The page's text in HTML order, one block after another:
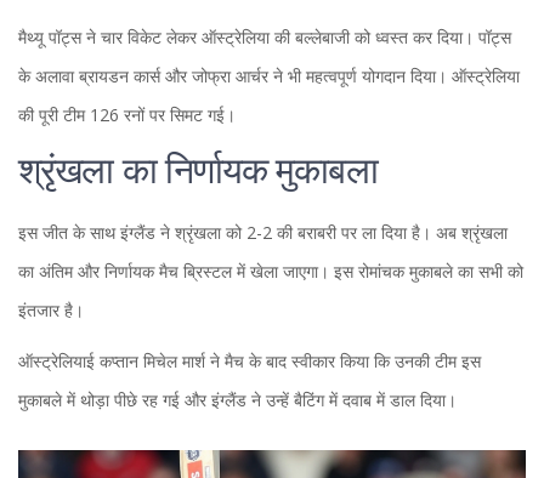
मैथ्यू पॉट्स ने चार विकेट लेकर ऑस्ट्रेलिया की बल्लेबाजी को ध्वस्त कर दिया। पॉट्स
के अलावा ब्रायडन कार्स और जोफ्रा आर्चर ने भी महत्वपूर्ण योगदान दिया। ऑस्ट्रेलिया
की पूरी टीम 126 रनों पर सिमट गई।
श्रृंखला का निर्णायक मुकाबला
इस जीत के साथ इंग्लैंड ने श्रृंखला को 2-2 की बराबरी पर ला दिया है। अब श्रृंखला
का अंतिम और निर्णायक मैच ब्रिस्टल में खेला जाएगा। इस रोमांचक मुकाबले का सभी को
इंतजार है।
ऑस्ट्रेलियाई कप्तान मिचेल मार्श ने मैच के बाद स्वीकार किया कि उनकी टीम इस
मुकाबले में थोड़ा पीछे रह गई और इंग्लैंड ने उन्हें बैटिंग में दवाब में डाल दिया।